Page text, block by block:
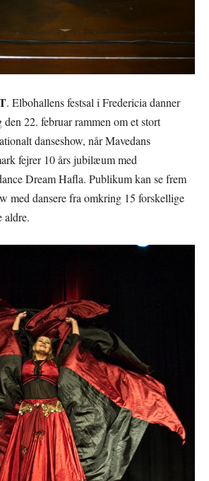
. Elbohallens festsal i Fredericia danner
den 22. februar rammen om et stort
danseshow, når Mavedans
fejrer 10 års jubilæum med
Dream Hafla. Publikum kan se frem
med dansere fra omkring 15 forskellige
aldre.